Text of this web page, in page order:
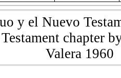
y el Nuevo
chapter
Valera 1960